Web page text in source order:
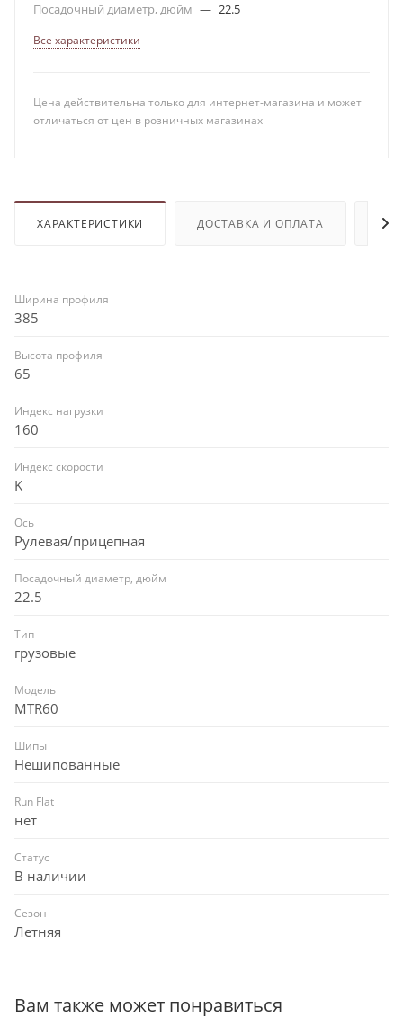
Посадочный диаметр, дюйм — 22.5
Все характеристики
Цена действительна только для интернет-магазина и может
отличаться от цен в розничных магазинах
ХАРАКТЕРИСТИКИ ДОСТАВКА И ОПЛАТА
Ширина профиля
385
Высота профиля
65
Индекс нагрузки
160
Индекс скорости
K
Ось
Рулевая/прицепная
Посадочный диаметр, дюйм
22.5
Тип
грузовые
Модель
MTR60
Шипы
Нешипованные
Run Flat
нет
Статус
В наличии
Сезон
Летняя
Вам также может понравиться